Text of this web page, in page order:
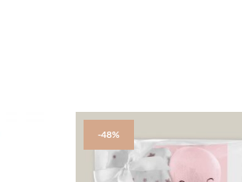
-48%